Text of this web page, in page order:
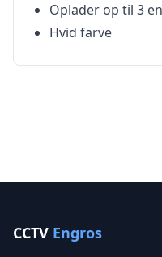
Oplader op til 3
Hvid farve
CCTV Engros